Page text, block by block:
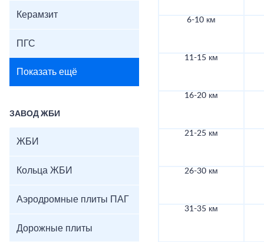
Керамзит
ПГС
Показать ещё
ЗАВОД ЖБИ
ЖБИ
Кольца ЖБИ
Аэродромные плиты ПАГ
Дорожные плиты
6-10 км
11-15 км
16-20 км
21-25 км
26-30 км
31-35 км